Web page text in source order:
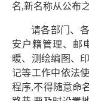
名,新名称从公布
请各部门、
安户籍管理、邮
暖、测绘编图、
记等工作中依法
程序,不得随意命